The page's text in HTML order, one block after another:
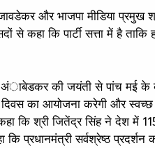
और भाजपा मीडिया
से कहा कि पार्टी सत्ता में है
अंाबेडकर की जयंती से पांच मई के
दिवस का आयोजना करेगी और
कि श्री जितेंद्र सिंह ने देश में
प्रधानमंत्री सर्वश्रेष्ठ